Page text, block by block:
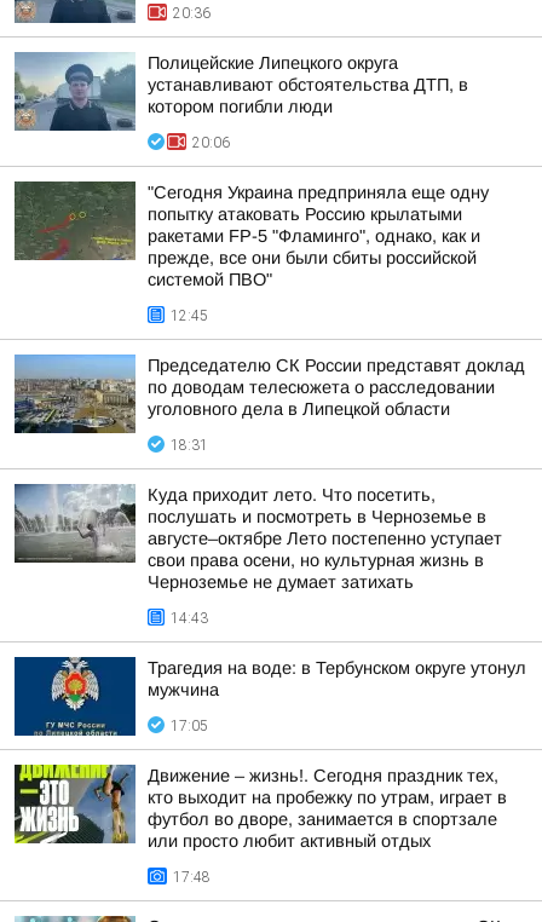
20:36
Полицейские Липецкого округа
устанавливают обстоятельства ДТП, в
котором погибли люди
20:06
"Сегодня Украина предприняла еще одну
попытку атаковать Россию крылатыми
ракетами FP-5 "Фламинго", однако, как и
прежде, все они были сбиты российской
системой ПВО"
12:45
Председателю СК России представят доклад
по доводам телесюжета о расследовании
уголовного дела в Липецкой области
18:31
Куда приходит лето. Что посетить,
послушать и посмотреть в Черноземье в
августе–октябре Лето постепенно уступает
свои права осени, но культурная жизнь в
Черноземье не думает затихать
14:43
Трагедия на воде: в Тербунском округе утонул
мужчина
17:05
Движение – жизнь!. Сегодня праздник тех,
кто выходит на пробежку по утрам, играет в
футбол во дворе, занимается в спортзале
или просто любит активный отдых
17:48